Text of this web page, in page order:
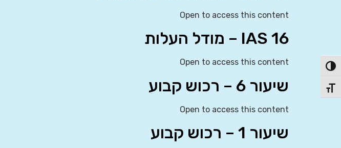
הפעל/כבה ניגודיות גבוהה
מתג גודל גופן
Open to access this content
IAS 16 – מודל העלות
Open to access this content
שיעור 6 – רכוש קבוע
Open to access this content
שיעור 1 – רכוש קבוע